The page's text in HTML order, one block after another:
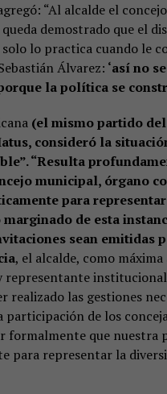
“Al alcalde el
demostrado que el
lo practica cuando le
Álvarez: ‘así no
la política se
(el mismo partido
consideró la
“Resulta
municipal, órgano
para
marginado de esta
sean emitidas
, el alcalde, como
representante
realizado las gestiones
participación de los
formalmente que nuestra
para representar la